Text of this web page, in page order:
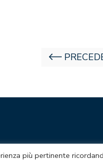
più pertinente